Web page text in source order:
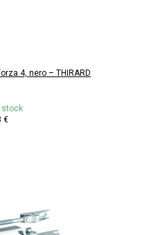
4, nero – THIRARD
stock
€